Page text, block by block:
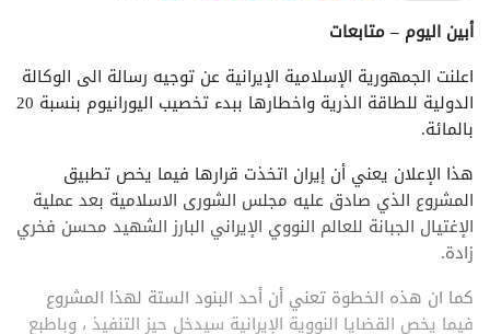
أبين اليوم – متابعات
اعلنت الجمهورية الإسلامية الإيرانية عن توجيه رسالة الى الوكالة
الدولية للطاقة الذرية واخطارها ببدء تخصيب اليورانيوم بنسبة 20
بالمائة.
هذا الإعلان يعني أن إيران اتخذت قرارها فيما يخص تطبيق
المشروع الذي صادق عليه مجلس الشورى الاسلامية بعد عملية
الإغتيال الجبانة للعالم النووي الإيراني البارز الشهيد محسن فخري
زادة.
كما ان هذه الخطوة تعني أن أحد البنود الستة لهذا المشروع
فيما يخص القضايا النووية الإيرانية سيدخل حيز التنفيذ ، وباطبع